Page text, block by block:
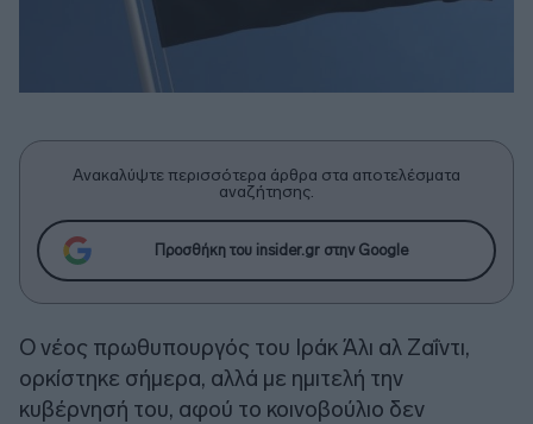
Ανακαλύψτε περισσότερα άρθρα στα αποτελέσματα
αναζήτησης.
Προσθήκη του insider.gr στην Google
Ο νέος πρωθυπουργός του Ιράκ Άλι αλ Ζαΐντι,
ορκίστηκε σήμερα, αλλά με ημιτελή την
κυβέρνησή του, αφού το κοινοβούλιο δεν